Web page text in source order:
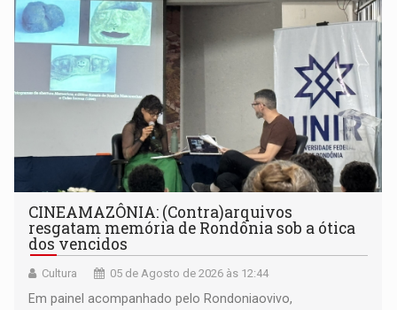
CINEAMAZÔNIA: (Contra)arquivos
resgatam memória de Rondônia sob a ótica
dos vencidos
Cultura 05 de Agosto de 2026 às 12:44
Em painel acompanhado pelo Rondoniaovivo,